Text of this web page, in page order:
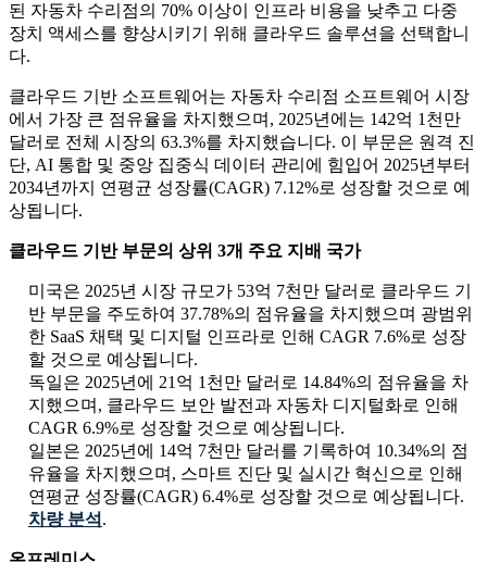
된 자동차 수리점의 70% 이상이 인프라 비용을 낮추고 다중
장치 액세스를 향상시키기 위해 클라우드 솔루션을 선택합니
다.
클라우드 기반 소프트웨어는 자동차 수리점 소프트웨어 시장
에서 가장 큰 점유율을 차지했으며, 2025년에는 142억 1천만
달러로 전체 시장의 63.3%를 차지했습니다. 이 부문은 원격 진
단, AI 통합 및 중앙 집중식 데이터 관리에 힘입어 2025년부터
2034년까지 연평균 성장률(CAGR) 7.12%로 성장할 것으로 예
상됩니다.
클라우드 기반 부문의 상위 3개 주요 지배 국가
미국은 2025년 시장 규모가 53억 7천만 달러로 클라우드 기
반 부문을 주도하여 37.78%의 점유율을 차지했으며 광범위
한 SaaS 채택 및 디지털 인프라로 인해 CAGR 7.6%로 성장
할 것으로 예상됩니다.
독일은 2025년에 21억 1천만 달러로 14.84%의 점유율을 차
지했으며, 클라우드 보안 발전과 자동차 디지털화로 인해
CAGR 6.9%로 성장할 것으로 예상됩니다.
일본은 2025년에 14억 7천만 달러를 기록하여 10.34%의 점
유율을 차지했으며, 스마트 진단 및 실시간 혁신으로 인해
연평균 성장률(CAGR) 6.4%로 성장할 것으로 예상됩니다.
차량 분석 .